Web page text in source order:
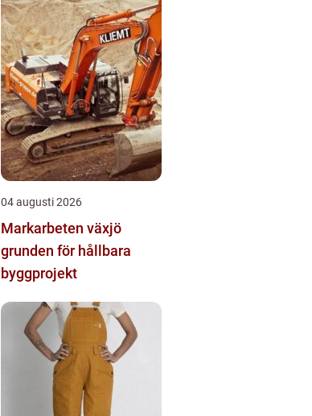
04 augusti 2026
Markarbeten växjö
grunden för hållbara
byggprojekt